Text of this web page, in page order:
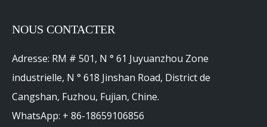
NOUS CONTACTER
Adresse: RM # 501, N ° 61 Juyuanzhou Zone
industrielle, N ° 618 Jinshan Road, District de
Cangshan, Fuzhou, Fujian, Chine.
WhatsApp: + 86-18659106856